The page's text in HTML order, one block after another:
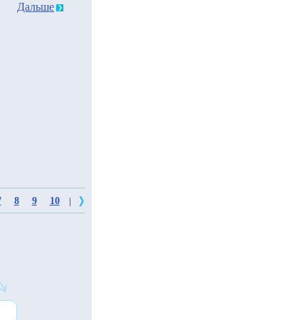
Дальше
8 9 10